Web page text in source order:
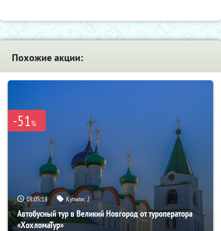
Похожие акции:
-51%
08:05:17 Купили:2
Автобусный тур в Великий Новгород от туроператора
«ХохломаТур»